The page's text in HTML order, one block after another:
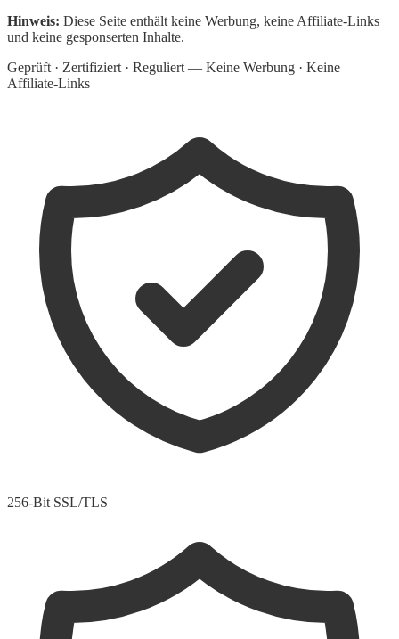
Hinweis: Diese Seite enthält keine Werbung, keine Affiliate-Links
und keine gesponserten Inhalte.
Geprüft · Zertifiziert · Reguliert — Keine Werbung · Keine
Affiliate-Links
256-Bit SSL/TLS